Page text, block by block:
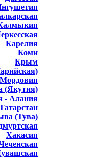
Карелия
Коми
Крым
Мордовия
(Якутия)
- Алания
(Тува)
Хакасия